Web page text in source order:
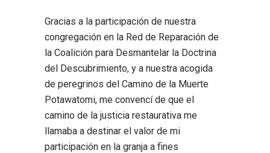
Gracias a la participación de nuestra
congregación en la Red de Reparación de
la Coalición para Desmantelar la Doctrina
del Descubrimiento, y a nuestra acogida
de peregrinos del Camino de la Muerte
Potawatomi, me convencí de que el
camino de la justicia restaurativa me
llamaba a destinar el valor de mi
participación en la granja a fines